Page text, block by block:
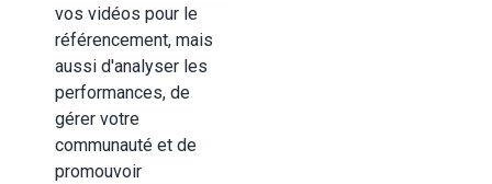
vos vidéos pour le
référencement, mais
aussi d'analyser les
performances, de
gérer votre
communauté et de
promouvoir